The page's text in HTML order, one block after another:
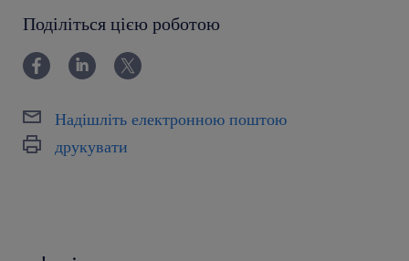
dostaw w kraju i za granicą
obecnymi i przyszłymi dostawcami
Поділіться цією роботою
Надішліть електронною поштою
друкувати